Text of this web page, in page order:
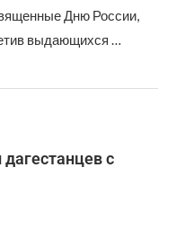
Дню России,
выдающихся …
с